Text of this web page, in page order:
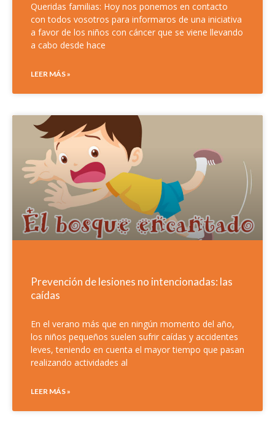
Queridas familias: Hoy nos ponemos en contacto
con todos vosotros para informaros de una iniciativa
a favor de los niños con cáncer que se viene llevando
a cabo desde hace
LEER MÁS »
Prevención de lesiones no intencionadas: las
caídas
En el verano más que en ningún momento del año,
los niños pequeños suelen sufrir caídas y accidentes
leves, teniendo en cuenta el mayor tiempo que pasan
realizando actividades al
LEER MÁS »